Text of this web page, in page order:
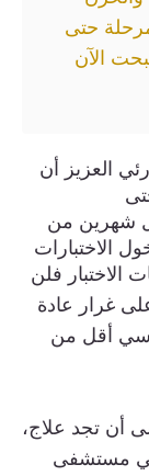
حتى
الآن
العزيز أن
شهرين من
الاختبارات
الاختبار فلن
غرار عادة
أقل من
أن تجد علاج،
مستشفى